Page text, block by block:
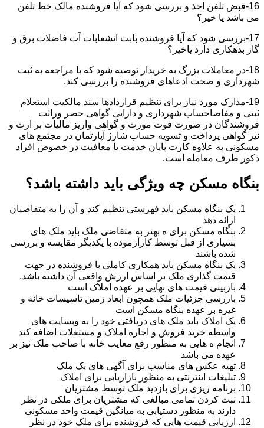
16-قبض تلفن اخذ و بررسی شود که آیا فروشنده مالک خط تلفن
می باشد یا خیر؟
17-بررسی شود که آیا فروشنده بابت انشعابات آب فاضلاب برق و
گاز بدهکاری دارد یاخیر؟
18-در معاملات بزرگ به خریدار توصیه شود که با مراجعه به ثبت
شهرداری و صحت ادعاهای فروشنده را بررسی کند.
19-مدارک مورد نیاز برای تنظیم قراردادها سند مالکیت استعلام
ثبتی و مفاصاحساب شهرداری و دارایی گواهی حصر وراثت
فروشندگان در صورت فوت مورث و گواهی واریز مالیات بر ارث و
نیز گواهی پرداخت و تسویه حساب شارژ آپارتمان در مجتمع های
مسکونی به علاوه کارت پایان خدمت یا معافیت در خصوص افراد
ذکور طرف معامله است.
بنگاه مسکن چه ویژگی باید داشته باشد؟
یک بنگاه مسکن باید فهرستی تنظیم کند و آن را به متقاضیان
ارائه دهد
بنگاه مسکن برای ه بهتر به متقاضی ملک باید ملک های
بسیاری از قبل توسط کارآزموده با یکدیگر مقایسه و بررسی
شده باشند
یک بنگاه مسکن باید همکاری کاملی با فروشنده در جهت
قیمت گذاری ملک بر اساس ارزش واقعی آن داشته باشد.
بازبینی قیمت های نهایی بر عهده املاک است
بازرسی جزئیات ملک همچون ابعاد زمین تاسیسات خانه و
غیره بر عهده بنگاه مسکن است
یک املاک باید ملک های دریافتی خود را به وبسایت های
واسطه خرید فروش و اجاره املاک و مستغلات اضافه کند
انجام ه هایی به منظور رفع معایب خانه با صاحب ملک نیز بر
عهده می باشد
تهیه عکس های مناسب برای آگهی های یک ملک
تبلیغات اینترنتی به منظور بازاریابی برای املاک
برنامه ریزی برای بازدید ملک توسط مشتریان
ثبت کردن تمامی مبالغی که مشتریان برای ملکی در نظر
دارند به منظور دستیابی به میانگین قیمت واحد مسکونی
ارزیابی قیمت هایی که فروشنده برای ملک خود در نظر